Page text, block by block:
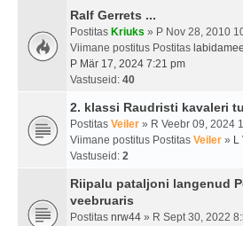
Ralf Gerrets ...
Postitas Kriuks » P Nov 28, 2010
Viimane postitus Postitas
P Mär 17, 2024 7:21 pm
Vastuseid: 40
2. klassi Raudristi kavaleri
Postitas Veiler » R Veebr 09, 2024
Viimane postitus Postitas Veiler » L
Vastuseid: 2
Riipalu pataljoni langenud
veebruaris
Postitas nrw44 » R Sept 30, 2022